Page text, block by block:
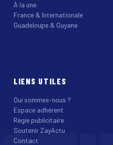
À la une
France & Internationale
Guadeloupe & Guyane
LIENS UTILES
Qui sommes-nous ?
Espace adhérent
Régie publicitaire
Soutenir ZayActu
Contact